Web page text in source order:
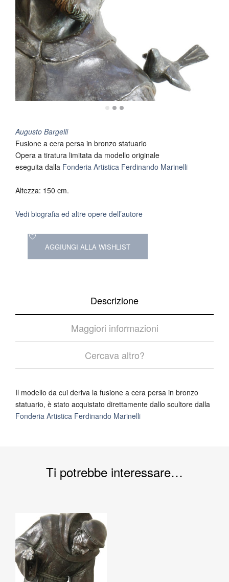
Augusto Bargelli
Fusione a cera persa in bronzo statuario
Opera a tiratura limitata da modello originale
eseguita dalla Fonderia Artistica Ferdinando Marinelli
Altezza: 150 cm.
Vedi biografia ed altre opere dell’autore
AGGIUNGI ALLA WISHLIST
Descrizione
Maggiori informazioni
Cercava altro?
Il modello da cui deriva la fusione a cera persa in bronzo
statuario, è stato acquistato direttamente dallo scultore dalla
Fonderia Artistica Ferdinando Marinelli
Ti potrebbe interessare…